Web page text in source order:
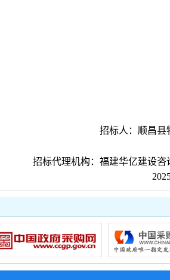
招标人： 顺昌县
招标代理机构： 福建华亿建设咨